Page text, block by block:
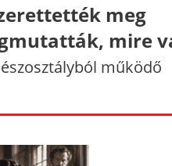
meg
mire
működő